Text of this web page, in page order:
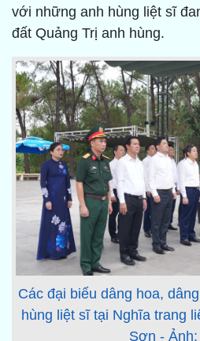
với những anh hùng liệt sĩ
đất Quảng Trị anh hùng.
Các đại biểu dâng hoa,
hùng liệt sĩ tại Nghĩa trang
Sơn - Ảnh: